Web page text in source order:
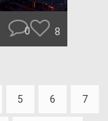
0 8
5 6 7